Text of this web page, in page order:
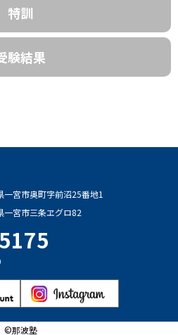
特訓
験結果
一宮市奥町字前沼25番地1
一宮市三条ヱグロ82
©那波塾